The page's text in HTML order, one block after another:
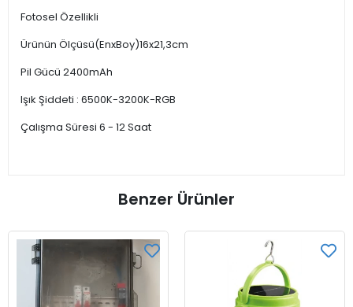
Fotosel Özellikli
Ürünün Ölçüsü(EnxBoy)16x21,3cm
Pil Gücü 2400mAh
Işık Şiddeti : 6500K-3200K-RGB
Çalışma Süresi 6 - 12 Saat
Benzer Ürünler